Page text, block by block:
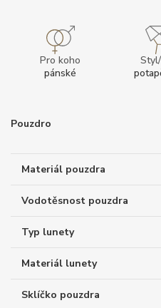
Pro koho
pánské
Pouzdro
Materiál pouzdra
Vodotěsnost pouzdra
Typ lunety
Materiál lunety
Sklíčko pouzdra